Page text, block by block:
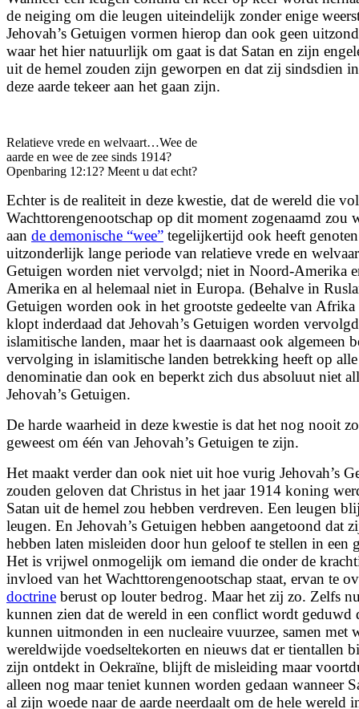
de neiging om die leugen uiteindelijk zonder enige
Jehovah’s Getuigen vormen hierop dan ook geen
waar het hier natuurlijk om gaat is dat Satan en zijn
uit de hemel zouden zijn geworpen en dat zij sindsdien
deze aarde tekeer aan het gaan zijn.
Relatieve vrede en welvaart…Wee de
aarde en wee de zee sinds 1914?
Openbaring 12:12? Meent u dat echt?
Echter is de realiteit in deze kwestie, dat de wereld die
Wachttorengenootschap op dit moment zogenaamd zou
aan de demonische “wee” tegelijkertijd ook heeft
uitzonderlijk lange periode van relatieve vrede en
Getuigen worden niet vervolgd; niet in Noord-Amerika
Amerika en al helemaal niet in Europa. (Behalve in
Getuigen worden ook in het grootste gedeelte van
klopt inderdaad dat Jehovah’s Getuigen worden
islamitische landen, maar het is daarnaast ook algemeen
vervolging in islamitische landen betrekking heeft op
denominatie dan ook en beperkt zich dus absoluut niet
Jehovah’s Getuigen.
De harde waarheid in deze kwestie is dat het nog nooit
geweest om één van Jehovah’s Getuigen te zijn.
Het maakt verder dan ook niet uit hoe vurig Jehovah’s
zouden geloven dat Christus in het jaar 1914 koning
Satan uit de hemel zou hebben verdreven. Een leugen
leugen. En Jehovah’s Getuigen hebben aangetoond dat
hebben laten misleiden door hun geloof te stellen in een
Het is vrijwel onmogelijk om iemand die onder de
invloed van het Wachttorengenootschap staat, ervan te
doctrine berust op louter bedrog. Maar het zij zo. Zelfs
kunnen zien dat de wereld in een conflict wordt geduwd
kunnen uitmonden in een nucleaire vuurzee, samen met
wereldwijde voedseltekorten en nieuws dat er tientallen
zijn ontdekt in Oekraïne, blijft de misleiding maar
alleen nog maar teniet kunnen worden gedaan wanneer
al zijn woede naar de aarde neerdaalt om de hele wereld